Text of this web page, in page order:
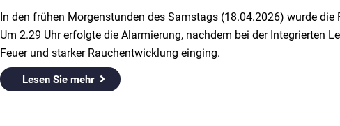
In den frühen Morgenstunden des Samstags (18.04.2026) wurde
Um 2.29 Uhr erfolgte die Alarmierung, nachdem bei der Integrierten
Feuer und starker Rauchentwicklung einging.
Lesen Sie mehr